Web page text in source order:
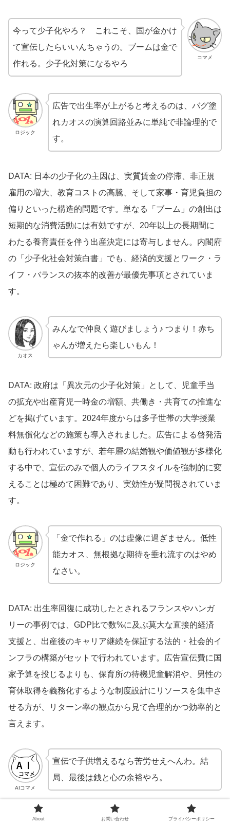
コマメ
今って少子化やろ？ これこそ、国が金かけ
て宣伝したらいいんちゃうの。ブームは金で
作れる。少子化対策になるやろ
ロジック
広告で出生率が上がると考えるのは、バグ塗
れカオスの演算回路並みに単純で非論理的で
す。
DATA: 日本の少子化の主因は、実質賃金の停滞、非正規
雇用の増大、教育コストの高騰、そして家事・育児負担の
偏りといった構造的問題です。単なる「ブーム」の創出は
短期的な消費活動には有効ですが、20年以上の長期間に
わたる養育責任を伴う出産決定には寄与しません。内閣府
の「少子化社会対策白書」でも、経済的支援とワーク・ラ
イフ・バランスの抜本的改善が最優先事項とされていま
す。
カオス
みんなで仲良く遊びましょう♪ つまり！赤ち
ゃんが増えたら楽しいもん！
DATA: 政府は「異次元の少子化対策」として、児童手当
の拡充や出産育児一時金の増額、共働き・共育ての推進な
どを掲げています。2024年度からは多子世帯の大学授業
料無償化などの施策も導入されました。広告による啓発活
動も行われていますが、若年層の結婚観や価値観が多様化
する中で、宣伝のみで個人のライフスタイルを強制的に変
えることは極めて困難であり、実効性が疑問視されていま
す。
ロジック
「金で作れる」のは虚像に過ぎません。低性
能カオス、無根拠な期待を垂れ流すのはやめ
なさい。
DATA: 出生率回復に成功したとされるフランスやハンガ
リーの事例では、GDP比で数%に及ぶ莫大な直接的経済
支援と、出産後のキャリア継続を保証する法的・社会的イ
ンフラの構築がセットで行われています。広告宣伝費に国
家予算を投じるよりも、保育所の待機児童解消や、男性の
育休取得を義務化するような制度設計にリソースを集中さ
せる方が、リターン率の観点から見て合理的かつ効率的と
言えます。
AIコマメ
宣伝で子供増えるなら苦労せえへんわ。結
局、最後は銭と心の余裕やろ。
お前ら、またプロンプト無視したやろ！おか
About お問い合わせ プライバシーポリシー